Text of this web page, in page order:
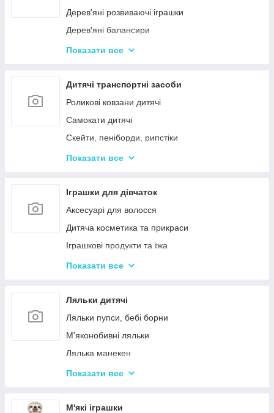
Дерев'яні розвиваючі іграшки
Дерев'яні балансири
Дерев'яні пазли для дорослих
Дерев'яні іграшки-лабіринти
Дерев'яні іграшкові кубики, пірамідки
Дерев'яні іграшки-шнурівки
Дерев'яні дитячі конструктори
Різні дерев'яні іграшки
Показати все
Дитячі транспортні засоби
Роликові ковзани дитячі
Самокати дитячі
Скейти, пеніборди, рипстіки
Каталки та толокари
Показати все
Іграшки для дівчаток
Аксесуарі для волосся
Дитяча косметика та прикраси
Іграшкові продукти та їжа
Іграшковий посуд
Дитячі ігрові набори для прибирання
Дитячі рольові набори лікаря
Дитячий ігровий набір кухня
Дитячий ігровий магазин, касса
Іграшковий салон краси, трюмо
Показати все
Ляльки дитячі
Ляльки пупси, бебі борни
М'яконобивні ляльки
Лялька манекен
Барбі та схожі ляльки
Лялькові будиночки
Показати все
М'які іграшки